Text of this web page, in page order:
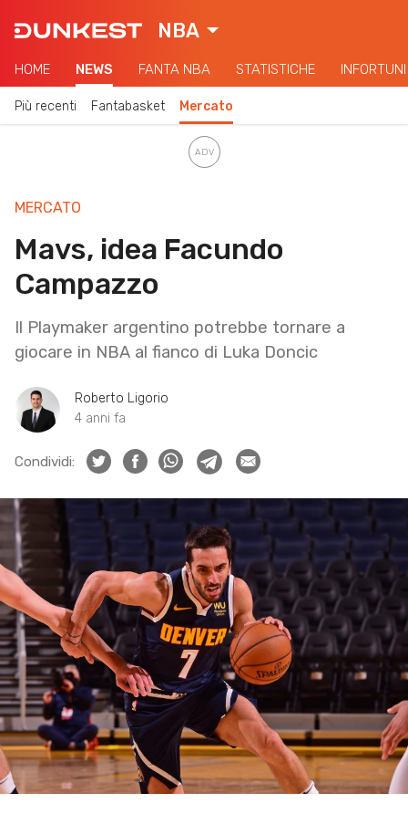
NBA
HOME NEWS FANTA NBA STATISTICHE INFORTUNI
Più recenti Fantabasket Mercato
MERCATO
Mavs, idea Facundo
Campazzo
Il Playmaker argentino potrebbe tornare a
giocare in NBA al fianco di Luka Doncic
Roberto Ligorio
4 anni fa
Condividi: